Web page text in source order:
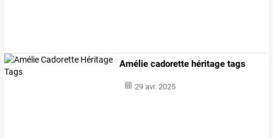
Amélie cadorette héritage tags
29 avr. 2025